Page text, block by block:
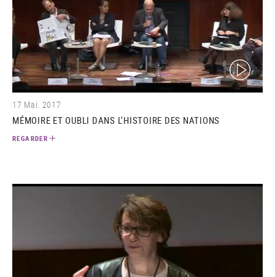
(video)
17 Mai. 2017
MÉMOIRE ET OUBLI DANS L'HISTOIRE DES NATIONS
REGARDER